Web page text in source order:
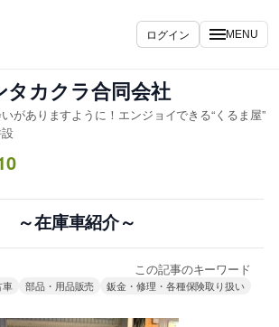
ログイン MENU
タカクラ合同会社
がありますように！エンジョイできる“くるま屋”
～在庫車紹介～
この記事のキーワード
車 部品・用品販売 鈑金・修理・各種保険取り扱い